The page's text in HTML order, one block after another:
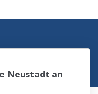
Neustadt an